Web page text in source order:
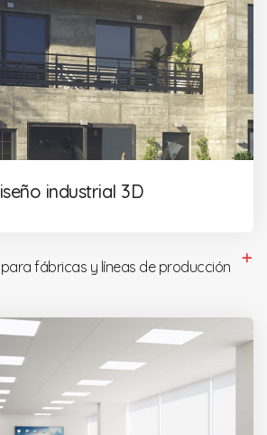
industrial 3D
para fábricas y líneas de producción